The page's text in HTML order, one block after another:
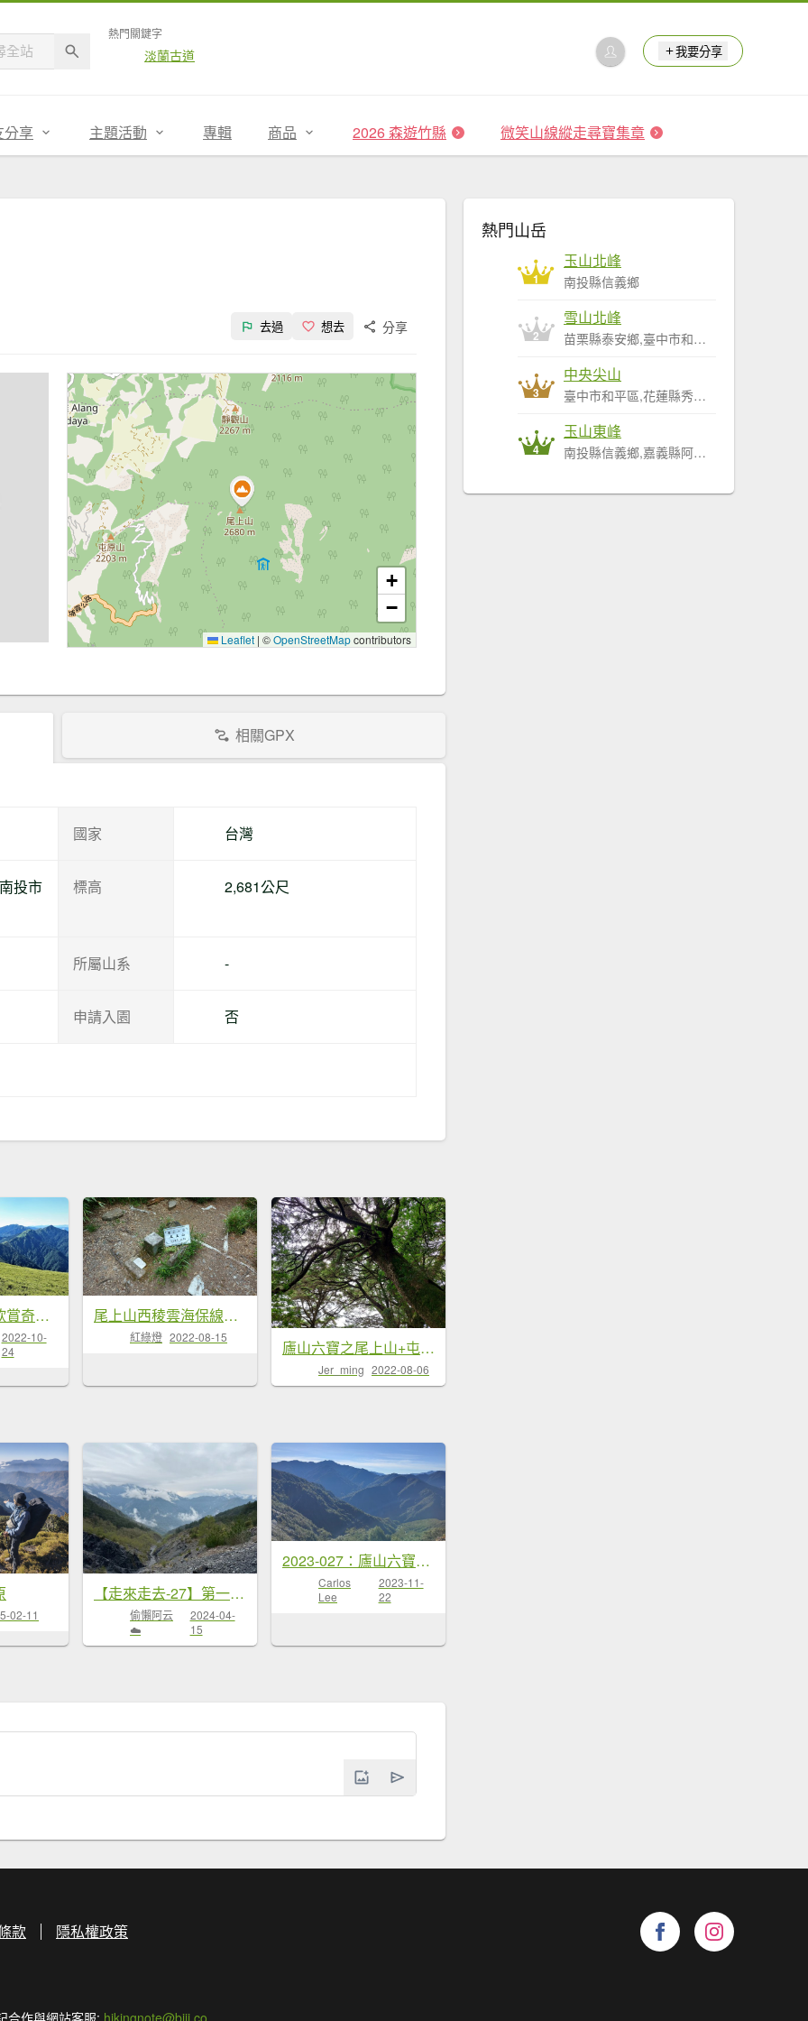
熱門關鍵字
淡蘭古道 我要分享
分享 主題活動 專輯 商品 2026 森遊竹縣 微笑山線縱走尋寶集章
去過 想去 分享
+
−
Leaflet | ©OpenStreetMapcontributors
相關GPX
國家 台灣
投市 標高 2,681公尺
所屬山系 -
申請入園 否
不一樣的角度欣賞奇萊南華...
2022-10-
24
尾上山西稜雲海保線所O形
紅綠燈 2022-08-15
廬山六寶之尾上山+屯原山...
Jer_ming 2022-08-06
02-11
【走來走去-27】第一次百岳任務-...
偷懶阿云
☁️
2024-04-
15
2023-027：廬山六寶二部曲一尾上山
Carlos
Lee
2023-11-
22
熱門山岳
1
玉山北峰
南投縣信義鄉
2
雪山北峰
苗栗縣泰安鄉,臺中市和平區
3
中央尖山
臺中市和平區,花蓮縣秀林鄉
4
玉山東峰
南投縣信義鄉,嘉義縣阿里山鄉
款 隱私權政策